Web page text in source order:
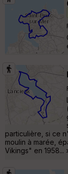
particulière, si ce
moulin à marée,
Vikings" en 1958...